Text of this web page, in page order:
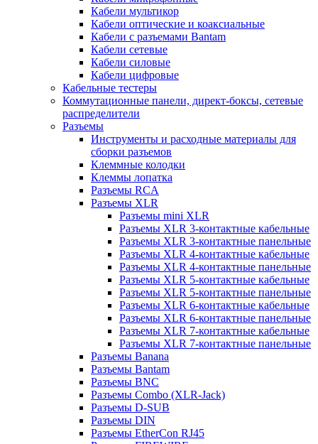
Кабели мультикор
Кабели оптические и коаксиальные
Кабели с разъемами Bantam
Кабели сетевые
Кабели силовые
Кабели цифровые
Кабельные тестеры
Коммутационные панели, директ-боксы, сетевые
распределители
Разъемы
Инструменты и расходные материалы для
сборки разъемов
Клеммные колодки
Клеммы лопатка
Разъемы RCA
Разъемы XLR
Разъемы mini XLR
Разъемы XLR 3-контактные кабельные
Разъемы XLR 3-контактные панельные
Разъемы XLR 4-контактные кабельные
Разъемы XLR 4-контактные панельные
Разъемы XLR 5-контактные кабельные
Разъемы XLR 5-контактные панельные
Разъемы XLR 6-контактные кабельные
Разъемы XLR 6-контактные панельные
Разъемы XLR 7-контактные кабельные
Разъемы XLR 7-контактные панельные
Разъемы Banana
Разъемы Bantam
Разъемы BNC
Разъемы Combo (XLR-Jack)
Разъемы D-SUB
Разъемы DIN
Разъемы EtherCon RJ45